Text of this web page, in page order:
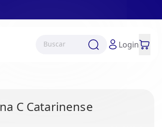
Buscar Login
C Catarinense